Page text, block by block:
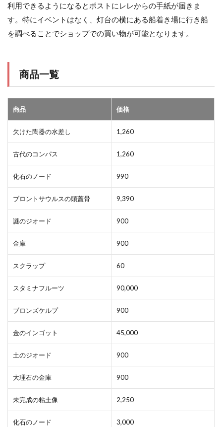
利用できるようになるとポストにレレからの手紙が届きま
す。特にイベントはなく、灯台の横にある船着き場に行き船
を調べることでショップでの買い物が可能となります。
商品一覧
商品 価格
欠けた陶器の水差し 1,260
古代のコンパス 1,260
化石のノード 990
ブロントサウルスの頭蓋骨 9,390
謎のジオード 900
金庫 900
スクラップ 60
スタミナフルーツ 90,000
ブロンズケルプ 900
金のインゴット 45,000
土のジオード 900
大理石の金庫 900
未完成の粘土像 2,250
化石のノード 3,000